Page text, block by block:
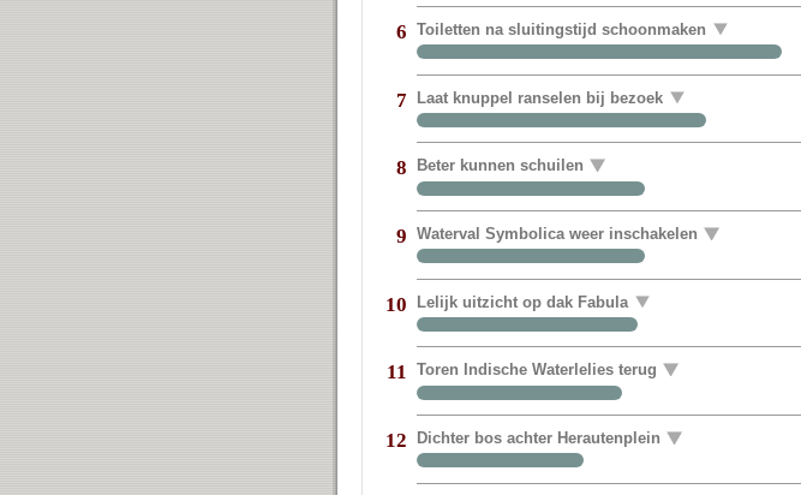
6 Toiletten na sluitingstijd schoonmaken
7 Laat knuppel ranselen bij bezoek
8 Beter kunnen schuilen
9 Waterval Symbolica weer inschakelen
10 Lelijk uitzicht op dak Fabula
11 Toren Indische Waterlelies terug
12 Dichter bos achter Herautenplein